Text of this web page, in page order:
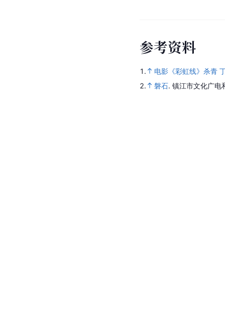
参考资料
1.
电影《彩虹线》杀青
2.
磐石. 镇江市文化广电